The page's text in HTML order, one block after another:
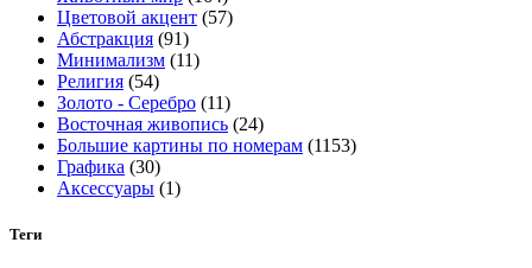
Цветовой акцент (57)
Абстракция (91)
Минимализм (11)
Религия (54)
Золото - Серебро (11)
Восточная живопись (24)
Большие картины по номерам (1153)
Графика (30)
Аксессуары (1)
Теги